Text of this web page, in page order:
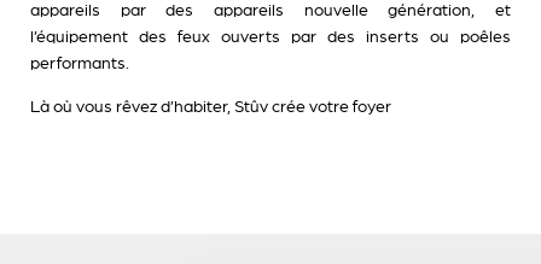
appareils par des appareils nouvelle génération, et
l’équipement des feux ouverts par des inserts ou poêles
performants.
Là où vous rêvez d’habiter, Stûv crée votre foyer